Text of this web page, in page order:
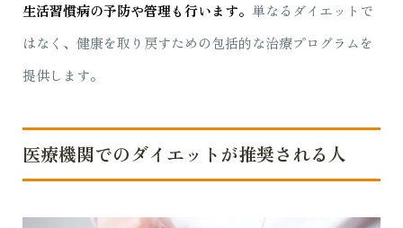
生活習慣病の予防や管理も行います。 単なるダイエットで
はなく、健康を取り戻すための包括的な治療プログラムを
提供します。
医療機関でのダイエットが推奨される人